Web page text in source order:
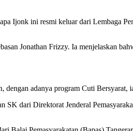
Ijonk ini resmi keluar dari Lembaga
Jonathan Frizzy. Ia menjelaskan
adanya program Cuti Bersyarat,
dari Direktorat Jenderal